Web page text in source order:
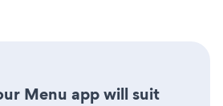
Menu app will suit